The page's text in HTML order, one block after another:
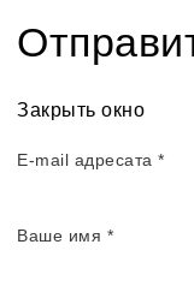
Закрыть окно
E-mail адресата *
Ваше имя *